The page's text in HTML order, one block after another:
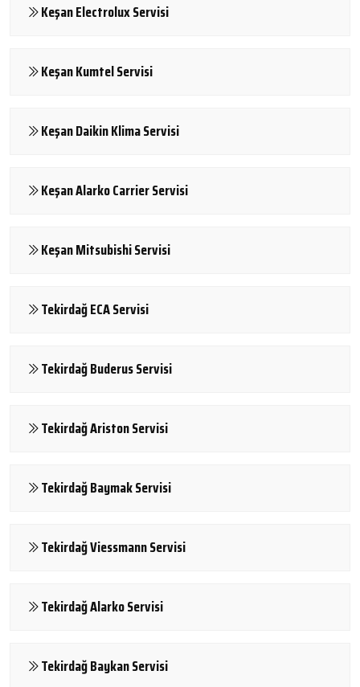
Keşan Electrolux Servisi
Keşan Kumtel Servisi
Keşan Daikin Klima Servisi
Keşan Alarko Carrier Servisi
Keşan Mitsubishi Servisi
Tekirdağ ECA Servisi
Tekirdağ Buderus Servisi
Tekirdağ Ariston Servisi
Tekirdağ Baymak Servisi
Tekirdağ Viessmann Servisi
Tekirdağ Alarko Servisi
Tekirdağ Baykan Servisi